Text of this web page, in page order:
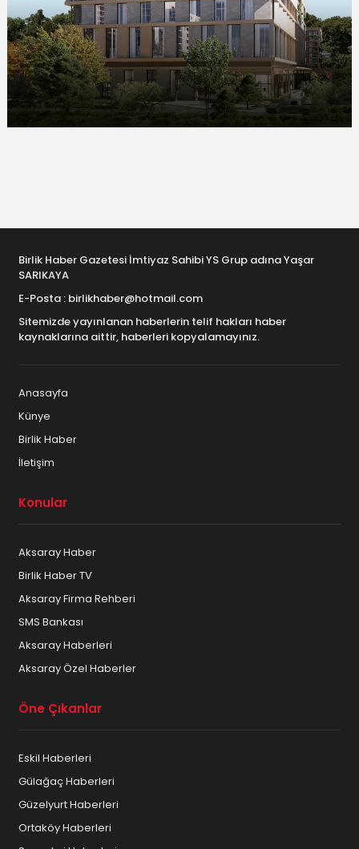
Birlik Haber Gazetesi İmtiyaz Sahibi YS Grup adına Yaşar
SARIKAYA
E-Posta : birlikhaber@hotmail.com
Sitemizde yayınlanan haberlerin telif hakları haber
kaynaklarına aittir, haberleri kopyalamayınız.
Anasayfa
Künye
Birlik Haber
İletişim
Konular
Aksaray Haber
Birlik Haber TV
Aksaray Firma Rehberi
SMS Bankası
Aksaray Haberleri
Aksaray Özel Haberler
Öne Çıkanlar
Eskil Haberleri
Gülağaç Haberleri
Güzelyurt Haberleri
Ortaköy Haberleri